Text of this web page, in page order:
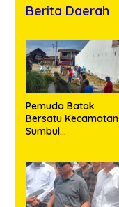
Berita Daerah
Pemuda Batak
Bersatu Kecamatan
Sumbul
Pembersihan
Massal Sambut HUT
Korem 023/KS dan